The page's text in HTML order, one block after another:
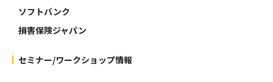
ソフトバンク
損害保険ジャパン
セミナー/ワークショップ情報